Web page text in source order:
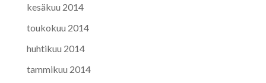
kesäkuu 2014
toukokuu 2014
huhtikuu 2014
tammikuu 2014